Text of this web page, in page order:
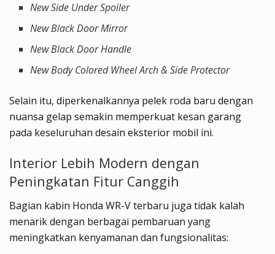
New Side Under Spoiler
New Black Door Mirror
New Black Door Handle
New Body Colored Wheel Arch & Side Protector
Selain itu, diperkenalkannya pelek roda baru dengan
nuansa gelap semakin memperkuat kesan garang
pada keseluruhan desain eksterior mobil ini.
Interior Lebih Modern dengan
Peningkatan Fitur Canggih
Bagian kabin Honda WR-V terbaru juga tidak kalah
menarik dengan berbagai pembaruan yang
meningkatkan kenyamanan dan fungsionalitas: